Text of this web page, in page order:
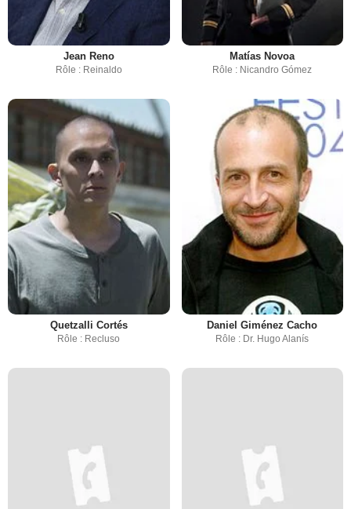
Jean Reno
Rôle : Reinaldo
Matías Novoa
Rôle : Nicandro Gómez
Quetzalli Cortés
Rôle : Recluso
Daniel Giménez Cacho
Rôle : Dr. Hugo Alanís